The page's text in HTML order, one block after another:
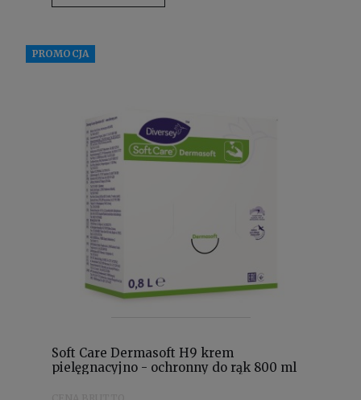
Soft Care Dermasoft H9 krem
pielęgnacyjno - ochronny do rąk 800 ml
PROMOCJA